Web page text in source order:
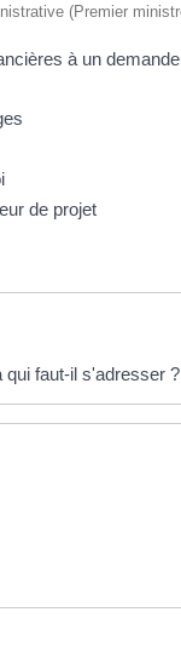
(Premier
à un
de projet
qui faut-il s'adresser ?